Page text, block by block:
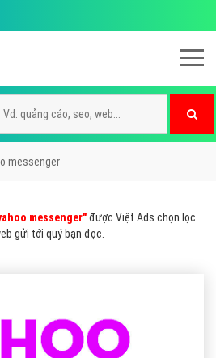
messenger
messenger"được Việt Ads chọn lọc
gửi tới quý bạn đọc.